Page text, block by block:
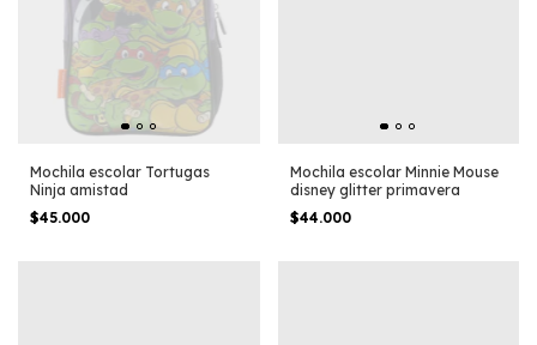
Mochila escolar Tortugas
Ninja amistad
$45.000
Mochila escolar Minnie Mouse
disney glitter primavera
$44.000